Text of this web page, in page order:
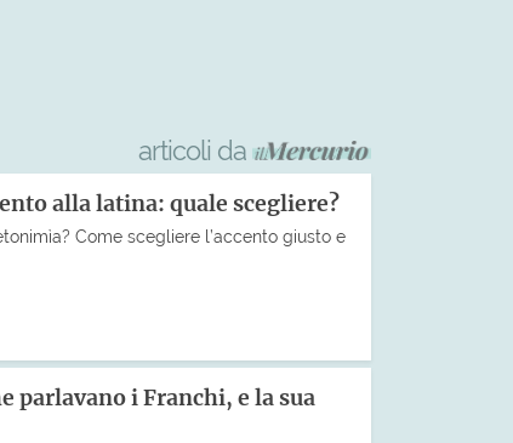
articoli da
alla latina: quale scegliere?
Come scegliere l’accento giusto e
parlavano i Franchi, e la sua